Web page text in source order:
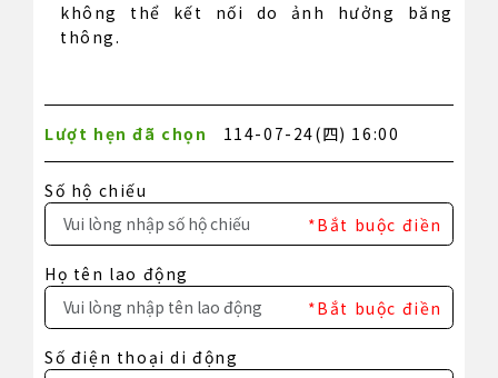
không thể kết nối do ảnh hưởng băng
thông.
Lượt hẹn đã chọn 114-07-24(四) 16:00
Số hộ chiếu
*Bắt buộc điền
Họ tên lao động
*Bắt buộc điền
Số điện thoại di động